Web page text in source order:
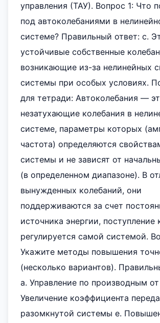
управления (ТАУ). Вопрос 1: Что
под автоколебаниями в
системе? Правильный ответ: c.
устойчивые собственные
возникающие из-за нелинейных
системы при особых условиях.
для тетради: Автоколебания —
незатухающие колебания в
системе, параметры которых
частота) определяются
системы и не зависят от
(в определенном диапазоне). В
вынужденных колебаний, они
поддерживаются за счет
источника энергии, поступление
регулируется самой системой.
Укажите методы повышения
(несколько вариантов).
a. Управление по производным
Увеличение коэффициента
разомкнутой системы e.